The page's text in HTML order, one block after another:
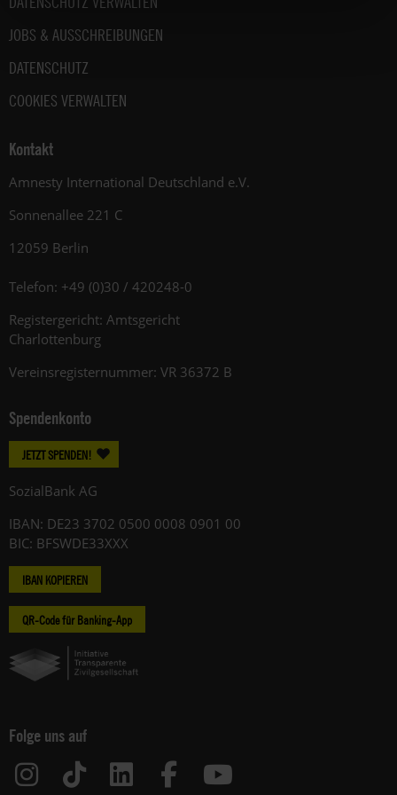
JOBS & AUSSCHREIBUNGEN
DATENSCHUTZ
COOKIES VERWALTEN
Kontakt
Amnesty International Deutschland e.V.
Sonnenallee 221 C
12059 Berlin
Telefon: +49 (0)30 / 420248-0
Registergericht: Amtsgericht
Charlottenburg
Vereinsregisternummer: VR 36372 B
Spendenkonto
JETZT SPENDEN!
SozialBank AG
IBAN: DE23 3702 0500 0008 0901 00
BIC: BFSWDE33XXX
IBAN KOPIEREN
QR-Code für Banking-App
Folge uns auf